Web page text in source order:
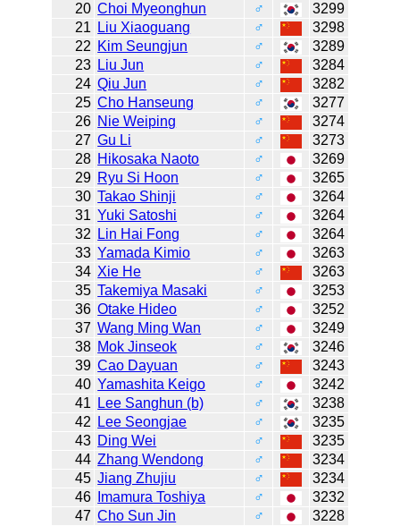
20 Choi Myeonghun ♂
3299
21
Liu Xiaoguang ♂
3298
22 Kim Seungjun ♂
3289
23 Liu Jun ♂
3284
24 Qiu Jun ♂
3282
25 Cho Hanseung ♂
3277
26 Nie Weiping ♂
3274
27 Gu Li ♂
3273
28 Hikosaka Naoto ♂
3269
29 Ryu Si Hoon ♂
3265
30 Takao Shinji ♂
3264
31 Yuki Satoshi ♂
3264
32
Lin Hai Fong ♂
3264
33 Yamada Kimio ♂
3263
34 Xie He ♂
3263
35 Takemiya Masaki ♂
3253
36 Otake Hideo ♂
3252
37 Wang Ming Wan ♂
3249
38 Mok Jinseok ♂
3246
39 Cao Dayuan ♂
3243
40 Yamashita Keigo ♂
3242
41
Lee Sanghun (b) ♂
3238
42
Lee Seongjae ♂
3235
43 Ding Wei ♂
3235
44 Zhang Wendong ♂
3234
45 Jiang Zhujiu ♂
3234
46
Imamura Toshiya ♂
3232
47 Cho Sun Jin ♂
3228